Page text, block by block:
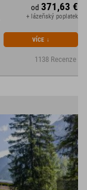
1138 Recenze
od 371,63 €
+ lázeňský poplatek
VÍCE ↓